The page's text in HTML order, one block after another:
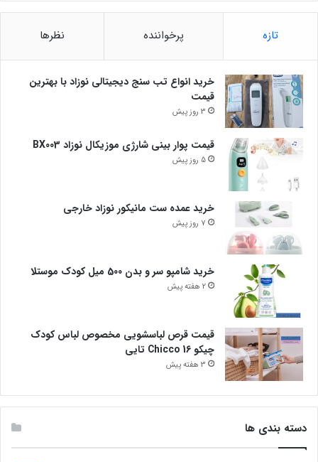
تازه پرخواننده نظرها
خرید انواع تب سنج دیجیتالی نوزاد با بهترین
قیمت
3 روز پیش
قیمت پوار بینی شارژی موزیکال نوزاد BX003
5 روز پیش
خرید عمده ست مانیکور نوزاد خارجی
7 روز پیش
خرید شامپو سر و بدن 500 میل کودک موستلا
2 هفته پیش
قیمت قرص لباسشویی مخصوص لباس کودک
چیکو Chicco 16 تایی
3 هفته پیش
دسته بندی ها